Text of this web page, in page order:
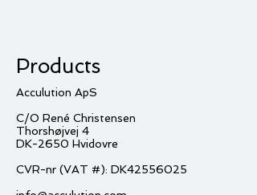
Products
Acculution ApS
C/O René Christensen
Thorshøjvej 4
DK-2650 Hvidovre
CVR-nr (VAT #): DK42556025